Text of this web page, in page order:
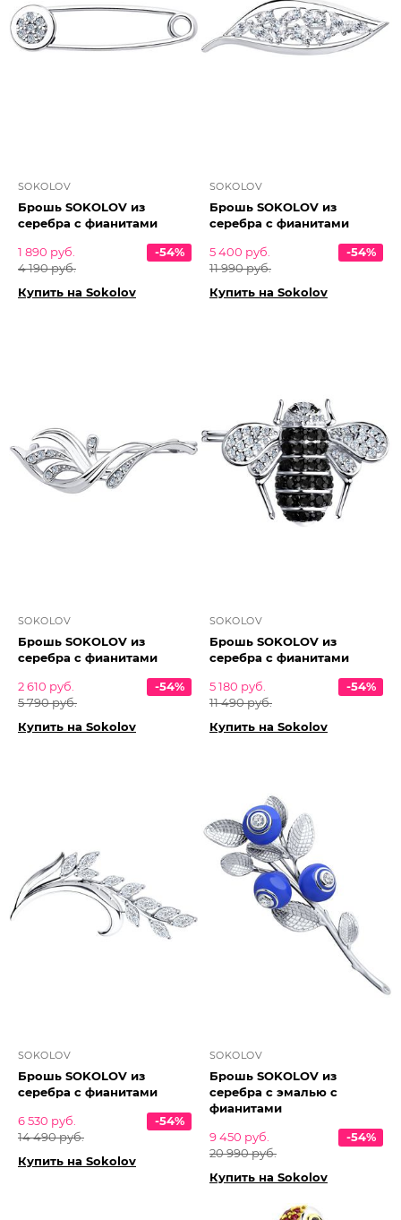
SOKOLOV
Брошь SOKOLOV из
серебра с фианитами
1 890 руб.
4 190 руб.
-54%
Купить на Sokolov
SOKOLOV
Брошь SOKOLOV из
серебра с фианитами
5 400 руб.
11 990 руб.
-54%
Купить на Sokolov
SOKOLOV
Брошь SOKOLOV из
серебра с фианитами
2 610 руб.
5 790 руб.
-54%
Купить на Sokolov
SOKOLOV
Брошь SOKOLOV из
серебра с фианитами
5 180 руб.
11 490 руб.
-54%
Купить на Sokolov
SOKOLOV
Брошь SOKOLOV из
серебра с фианитами
6 530 руб.
14 490 руб.
-54%
Купить на Sokolov
SOKOLOV
Брошь SOKOLOV из
серебра с эмалью с
фианитами
9 450 руб.
20 990 руб.
-54%
Купить на Sokolov